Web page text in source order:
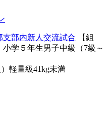
支部内新人交流試合
【組
小学５年生男子中級（7級～
軽量級41kg未満